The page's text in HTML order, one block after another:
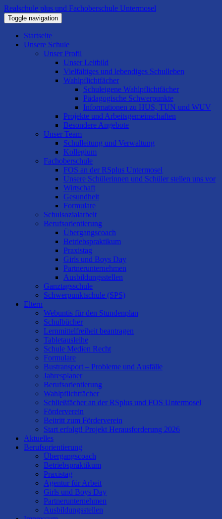
Realschule plus und Fachoberschule Untermosel
Toggle navigation
Startseite
Unsere Schule
Unser Profil
Unser Leitbild
Vielfältiges und lebendiges Schulleben
Wahlpflichtfächer
Schuleigene Wahlpflichtfächer
Pädagogische Schwerpunkte
Informationen zu HUS, TUN und WUV
Projekte und Arbeitsgemeinschaften
Besondere Angebote
Unser Team
Schulleitung und Verwaltung
Kollegium
Fachoberschule
FOS an der RSplus Untermosel
Unsere Schülerinnen und Schüler stellen uns vor
Wirtschaft
Gesundheit
Formulare
Schulsozialarbeit
Berufsorientierung
Übergangscoach
Betriebspraktikum
Praxistag
Girls und Boys Day
Partnerunternehmen
Ausbildungsstellen
Ganztagsschule
Schwerpunktschule (SPS)
Eltern
Webuntis für den Stundenplan
Schulbücher
Lernmittelfreiheit beantragen
Tabletausleihe
Schule Medien Recht
Formulare
Bustransport – Probleme und Ausfälle
Jahresplaner
Berufsorientierung
Wahlpflichtfächer
Schließfächer an der RSplus und FOS Untermosel
Förderverein
Beitritt zum Förderverein
Start erfolgt! Projekt Herausforderung 2026
Aktuelles
Berufsorientierung
Übergangscoach
Betriebspraktikum
Praxistag
Agentur für Arbeit
Girls und Boys Day
Partnerunternehmen
Ausbildungsstellen